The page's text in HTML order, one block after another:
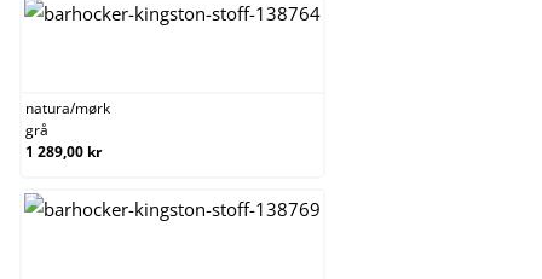
natura/mørk
grå
1 289,00 kr